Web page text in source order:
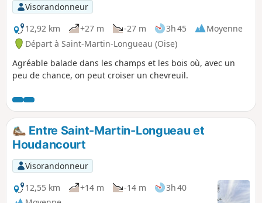
Visorandonneur
12,92 km
+27 m -27 m 3h 45
Moyenne
Départ à Saint-Martin-Longueau (Oise)
Agréable balade dans les champs et les bois où, avec un
peu de chance, on peut croiser un chevreuil.
Entre Saint-Martin-Longueau et
Houdancourt
Visorandonneur
12,55 km
+14 m -14 m
3h 40